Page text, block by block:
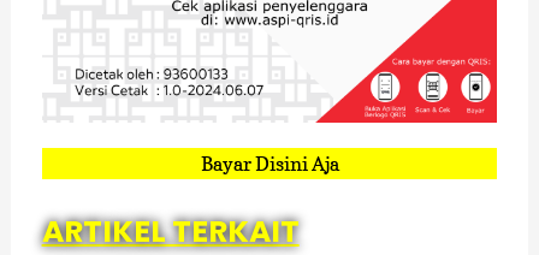
Bayar Disini Aja
ARTIKEL TERKAIT